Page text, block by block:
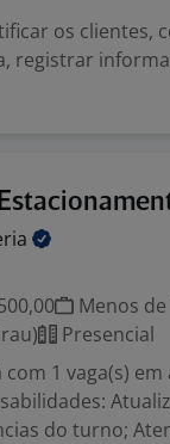
os clientes,
registrar
Menos
Presencial
1 vaga(s)
do turno;